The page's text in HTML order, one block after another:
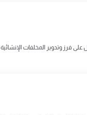
فرز وتدوير المخلفات الإنشائية